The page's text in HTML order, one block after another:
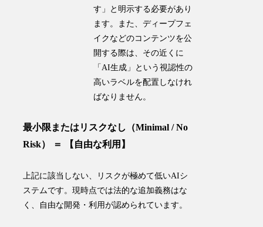
す」と明示する必要があり
ます。また、ディープフェ
イクなどのコンテンツを公
開する際は、その近くに
「AI生成」という視認性の
高いラベルを配置しなけれ
ばなりません。
最小限またはリスクなし（Minimal / No
Risk） ＝ 【自由な利用】
上記に該当しない、リスクが極めて低いAIシ
ステムです。現時点では法的な追加義務はな
く、自由な開発・利用が認められています。